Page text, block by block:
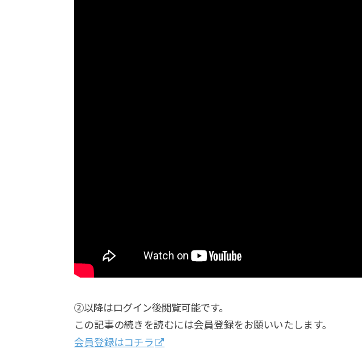
②以降はログイン後閲覧可能です。
この記事の続きを読むには会員登録をお願いいたします。
会員登録はコチラ